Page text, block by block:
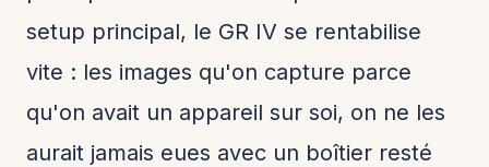
setup principal, le GR IV se rentabilise
vite : les images qu'on capture parce
qu'on avait un appareil sur soi, on ne les
aurait jamais eues avec un boîtier resté